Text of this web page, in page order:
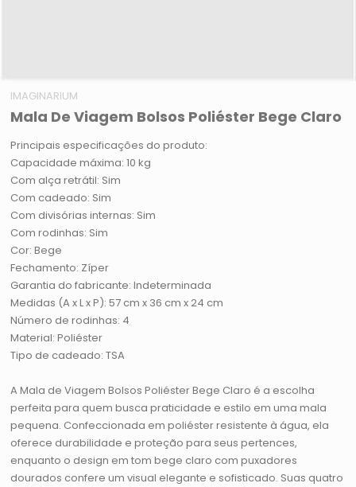
IMAGINARIUM
Mala De Viagem Bolsos Poliéster Bege Claro
Principais especificações do produto:
Capacidade máxima: 10 kg
Com alça retrátil: Sim
Com cadeado: Sim
Com divisórias internas: Sim
Com rodinhas: Sim
Cor: Bege
Fechamento: Zíper
Garantia do fabricante: Indeterminada
Medidas (A x L x P): 57 cm x 36 cm x 24 cm
Número de rodinhas: 4
Material: Poliéster
Tipo de cadeado: TSA
A Mala de Viagem Bolsos Poliéster Bege Claro é a escolha
perfeita para quem busca praticidade e estilo em uma mala
pequena. Confeccionada em poliéster resistente à água, ela
oferece durabilidade e proteção para seus pertences,
enquanto o design em tom bege claro com puxadores
dourados confere um visual elegante e sofisticado. Suas quatro